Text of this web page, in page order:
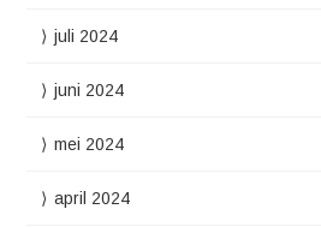
juli 2024
juni 2024
mei 2024
april 2024